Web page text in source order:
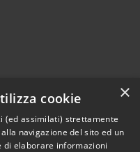
×
cookie
(ed assimilati) strettamente
navigazione del sito ed un
di elaborare informazioni